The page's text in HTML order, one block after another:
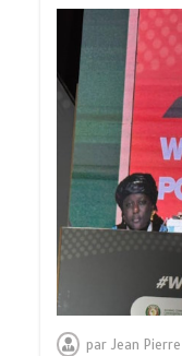
parJean Pierre